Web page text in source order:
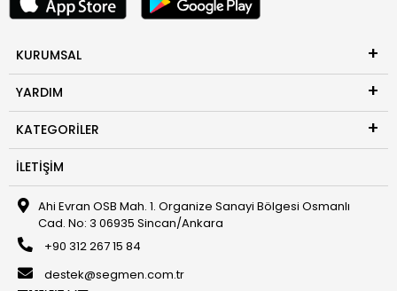
KURUMSAL
YARDIM
KATEGORILER
İLETIŞIM
Ahi Evran OSB Mah. 1. Organize Sanayi Bölgesi Osmanlı
Cad. No: 3 06935 Sincan/Ankara
+90 312 267 15 84
destek@segmen.com.tr